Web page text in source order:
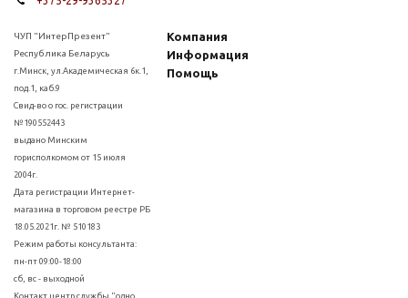
ЧУП "ИнтерПрезент"
Республика Беларусь
г.Минск, ул.Академическая 6к.1,
под.1, каб.9
Свид-во о гос. регистрации
№190552443
выдано Минским
горисполкомом от 15 июля
2004г.
Дата регистрации Интернет-
магазина в торговом реестре РБ
18.05.2021г. № 510183
Режим работы консультанта:
пн-пт 09:00-18:00
сб, вс - выходной
Контакт центр службы "одно
Компания
Информация
Помощь